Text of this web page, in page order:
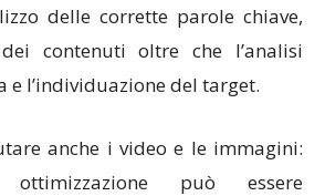
delle corrette parole chiave,
dei contenuti oltre che l’analisi
e l’individuazione del target.
anche i video e le immagini:
può essere